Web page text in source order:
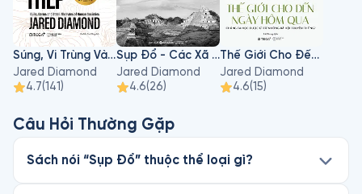
dưới một góc nhìn hoàn toàn khác.
Súng, Vi Trùng Và Thép
Jared Diamond
4.7(141)
Sụp Đổ - Các Xã Hội Đã Thất Bại Hay Thành Công Như Thế Nào?
Jared Diamond
4.6(26)
Thế Giới Cho Đến Ngày Hôm Qua
Jared Diamond
4.6(15)
Câu Hỏi Thường Gặp
Sách nói “Sụp Đổ” thuộc thể loại gì?